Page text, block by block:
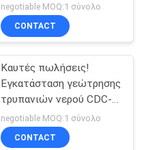
negotiable MOQ:1 σύνολο
CONTACT
Καυτές πωλήσεις!
Εγκατάσταση γεώτρησης
τρυπανιών νερού CDC-
400K με την αντλία και
το aircompressor
λάσπης
negotiable MOQ:1 σύνολο
CONTACT